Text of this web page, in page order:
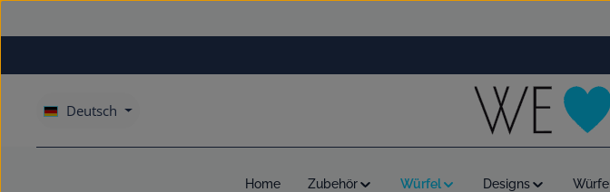
Deutsch
Home Zubehör Würfel Designs